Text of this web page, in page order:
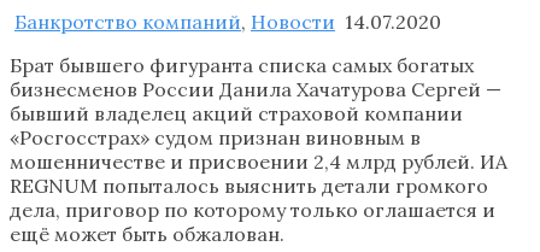
Банкротство компаний, Новости 14.07.2020
Брат бывшего фигуранта списка самых богатых
бизнесменов России Данила Хачатурова Сергей —
бывший владелец акций страховой компании
«Росгосстрах» судом признан виновным в
мошенничестве и присвоении 2,4 млрд рублей. ИА
REGNUM попыталось выяснить детали громкого
дела, приговор по которому только оглашается и
ещё может быть обжалован.